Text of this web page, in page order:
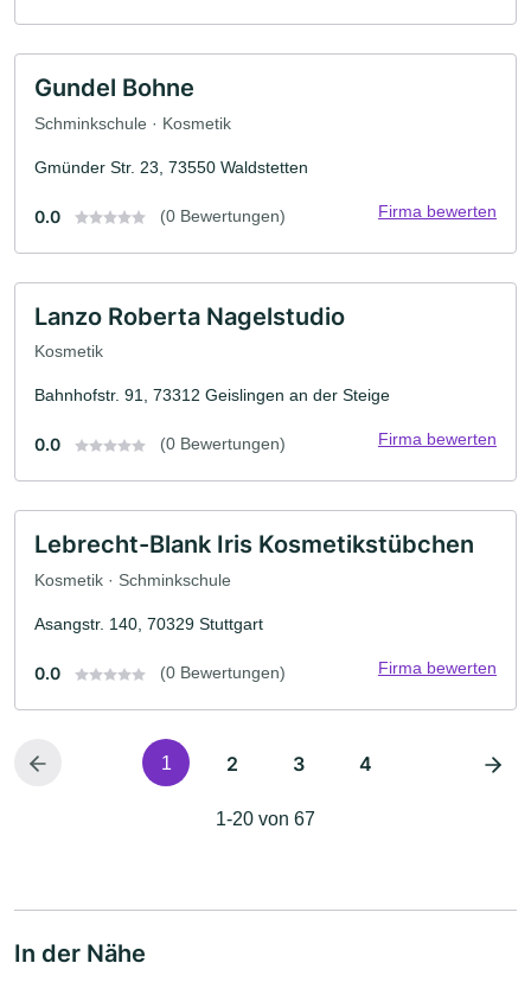
Gundel Bohne
Schminkschule · Kosmetik
Gmünder Str. 23, 73550 Waldstetten
0.0 (0 Bewertungen) Firma bewerten
Lanzo Roberta Nagelstudio
Kosmetik
Bahnhofstr. 91, 73312 Geislingen an der Steige
0.0 (0 Bewertungen) Firma bewerten
Lebrecht-Blank Iris Kosmetikstübchen
Kosmetik · Schminkschule
Asangstr. 140, 70329 Stuttgart
0.0 (0 Bewertungen) Firma bewerten
1 2 3 4
1-20 von 67
In der Nähe